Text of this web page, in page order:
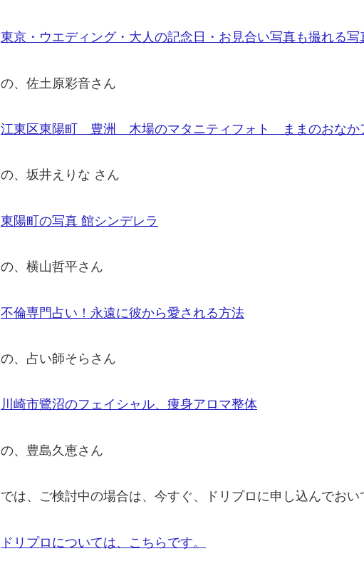
東京・ウエディング・大人の記念日・お見合い写真も撮れる写
の、佐土原彩音さん
江東区東陽町 豊洲 木場のマタニティフォト ままのおなか
の、坂井えりな さん
東陽町の写真 館シンデレラ
の、横山哲平さん
不倫専門占い！永遠に彼から愛される方法
の、占い師そらさん
川崎市鷺沼のフェイシャル、痩身アロマ整体
の、豊島久恵さん
では、ご検討中の場合は、今すぐ、ドリプロに申し込んでおい
ドリプロについては、こちらです。